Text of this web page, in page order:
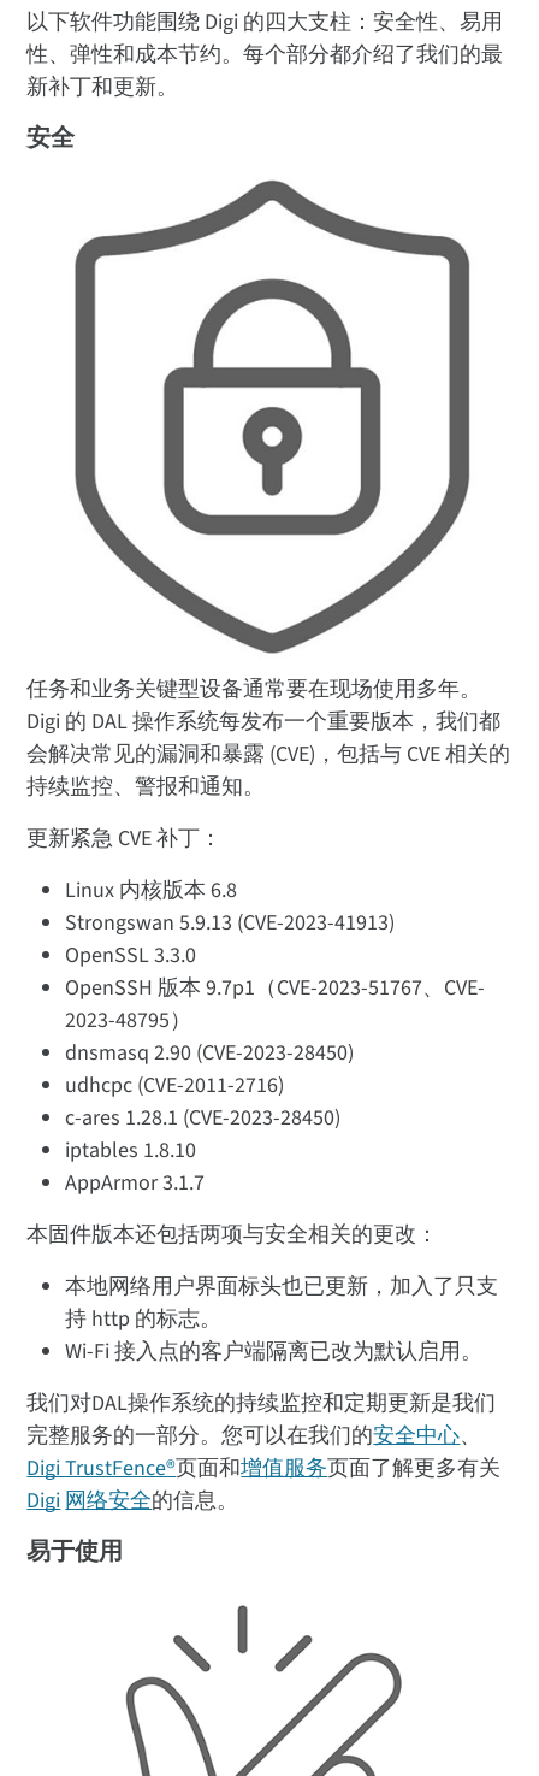
以下软件功能围绕 Digi 的四大支柱：安全性、易用
性、弹性和成本节约。每个部分都介绍了我们的最
新补丁和更新。
安全
任务和业务关键型设备通常要在现场使用多年。
Digi 的 DAL 操作系统每发布一个重要版本，我们都
会解决常见的漏洞和暴露 (CVE)，包括与 CVE 相关的
持续监控、警报和通知。
更新紧急 CVE 补丁：
Linux 内核版本 6.8
Strongswan 5.9.13 (CVE-2023-41913)
OpenSSL 3.3.0
OpenSSH 版本 9.7p1（CVE-2023-51767、CVE-
2023-48795）
dnsmasq 2.90 (CVE-2023-28450)
udhcpc (CVE-2011-2716)
c-ares 1.28.1 (CVE-2023-28450)
iptables 1.8.10
AppArmor 3.1.7
本固件版本还包括两项与安全相关的更改：
本地网络用户界面标头也已更新，加入了只支
持 http 的标志。
Wi-Fi 接入点的客户端隔离已改为默认启用。
我们对DAL操作系统的持续监控和定期更新是我们
完整服务的一部分。您可以在我们的安全中心、
Digi TrustFence®页面和增值服务页面了解更多有关
Digi 网络安全的信息。
易于使用